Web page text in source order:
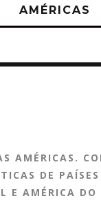
AMÉRICAS
AMÉRICAS.
DE
E AMÉRICA DO